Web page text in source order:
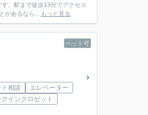
。駅まで徒歩13分でアクセス
があるなら... もっと見る
ペット可
相談
エレベーター
インクロゼット